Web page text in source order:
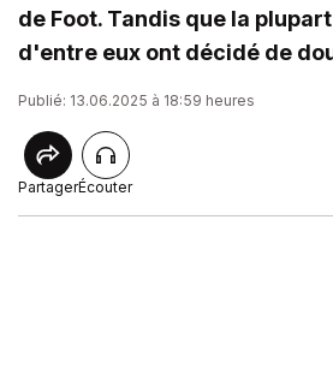
de Foot. Tandis que la
d'entre eux ont décidé de
Publié: 13.06.2025 à 18:59 heures
PartagerÉcouter